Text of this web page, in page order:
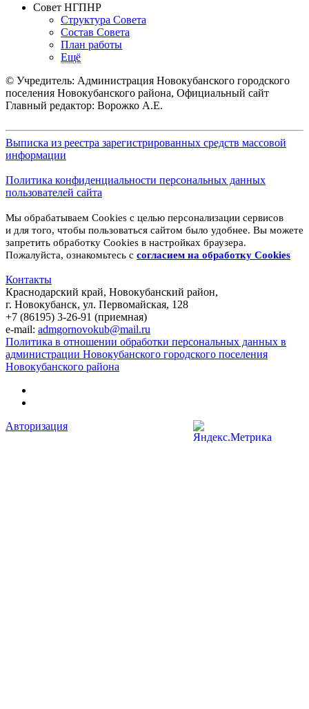
Совет НГПНР
Структура Совета
Состав Совета
План работы
Ещё
© Учредитель: Администрация Новокубанского городского
поселения Новокубанского района, Официальный сайт
Главный редактор: Ворожко А.Е.
Выписка из реестра зарегистрированных средств массовой
информации
Политика конфиденциальности персональных данных
пользователей сайта
Мы обрабатываем Cookies с целью персонализации сервисов
и для того, чтобы пользоваться сайтом было удобнее. Вы можете
запретить обработку Cookies в настройках браузера.
Пожалуйста, ознакомьтесь с согласием на обработку Cookies
Контакты
Краснодарский край, Новокубанский район,
г. Новокубанск, ул. Первомайская, 128
+7 (86195) 3-26-91 (приемная)
e-mail: admgornovokub@mail.ru
Политика в отношении обработки персональных данных в
администрации Новокубанского городского поселения
Новокубанского района
Авторизация